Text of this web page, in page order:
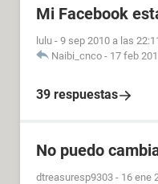
Mi Facebook
lulu - 9 sep 2010 a las
Naibi_cnco - 17 feb
39 respuestas
No puedo
dtreasuresp9303 - 16 ene